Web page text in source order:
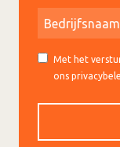
Met het
ons